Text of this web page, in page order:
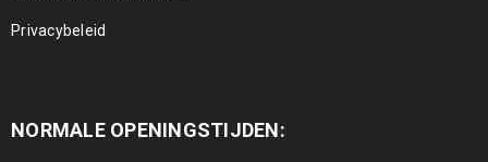
Privacybeleid
NORMALE OPENINGSTIJDEN: